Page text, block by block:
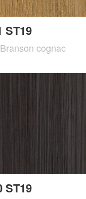
ST19
cognac
ST19